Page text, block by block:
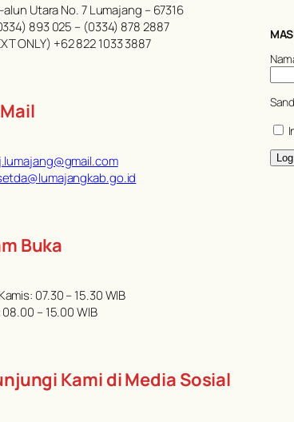
alun Utara No. 7 Lumajang – 67316
893 025 – (0334) 878 2887
ONLY) +62 822 1033 3887
Buka
07.30 – 15.30 WIB
08.00 – 15.00 WIB
Kami di Media Sosial